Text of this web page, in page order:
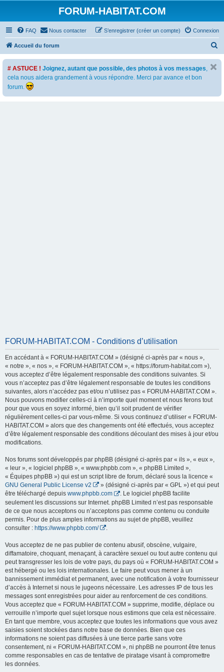
FORUM-HABITAT.COM
FAQ Nous contacter Connexion
S’enregistrer (créer un compte)
Accueil du forum
e
# ASTUCE ! Joignez, autant que possible, des photos à vos messages,
cela nous aidera grandement à vous répondre. Merci par avance et bon
forum.
FORUM-HABITAT.COM - Conditions d’utilisation
En accédant à « FORUM-HABITAT.COM » (désigné ci-après par « nous »,
« notre », « nos », « FORUM-HABITAT.COM », « https://forum-habitat.com »),
vous acceptez d’être légalement responsable des conditions suivantes. Si
vous n’acceptez pas d’être légalement responsable de toutes les conditions
suivantes, alors n’accédez pas et/ou n’utilisez pas « FORUM-HABITAT.COM ».
Nous pouvons modifier celles-ci à n’importe quel moment et nous ferons tout
pour que vous en soyez informé, bien qu’il soit prudent de vérifier
régulièrement celles-ci par vous-même. Si vous continuez d’utiliser « FORUM-
HABITAT.COM » alors que des changements ont été effectués, vous acceptez
d’être légalement responsable des conditions découlant des mises à jour et/ou
modifications.
Nos forums sont développés par phpBB (désigné ci-après par « ils », « eux »,
« leur », « logiciel phpBB », « www.phpbb.com », « phpBB Limited »,
« Équipes phpBB ») qui est un script libre de forum, déclaré sous la licence «
GNU General Public License v2
» (désigné ci-après par « GPL ») et qui peut
être téléchargé depuis www.phpbb.com
. Le logiciel phpBB facilite
seulement les discussions sur Internet. phpBB Limited n’est pas responsable
de ce que nous acceptons ou n’acceptons pas comme contenu ou conduite
permis. Pour de plus amples informations au sujet de phpBB, veuillez
consulter : https://www.phpbb.com/
Vous acceptez de ne pas publier de contenu abusif, obscène, vulgaire,
diffamatoire, choquant, menaçant, à caractère sexuel ou tout autre contenu qui
peut transgresser les lois de votre pays, du pays où « FORUM-HABITAT.COM »
est hébergé ou les lois internationales. Le faire peut vous mener à un
bannissement immédiat et permanent, avec une notification à votre fournisseur
d’accès à Internet si nous le jugeons nécessaire. Les adresses IP de tous les
messages sont enregistrées pour aider au renforcement de ces conditions.
Vous acceptez que « FORUM-HABITAT.COM » supprime, modifie, déplace ou
verrouille n’importe quel sujet lorsque nous estimons que cela est nécessaire.
En tant que membre, vous acceptez que toutes les informations que vous avez
saisies soient stockées dans notre base de données. Bien que ces
informations ne soient pas diffusées à une tierce partie sans votre
consentement, ni « FORUM-HABITAT.COM », ni phpBB ne pourront être tenus
comme responsables en cas de tentative de piratage visant à compromettre
les données.